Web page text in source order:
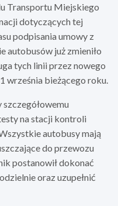
Transportu Miejskiego
dotyczących tej
podpisania umowy z
autobusów już zmieniło
tych linii przez nowego
września bieżącego roku.
szczegółowemu
na stacji kontroli
autobusy mają
do przewozu
postanowił dokonać
oraz uzupełnić